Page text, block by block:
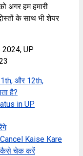
अगर हम हमारी
के साथ भी शेयर
UP
और 12th,
है?
in UP
Kaise Kare
कैसे चेक करें